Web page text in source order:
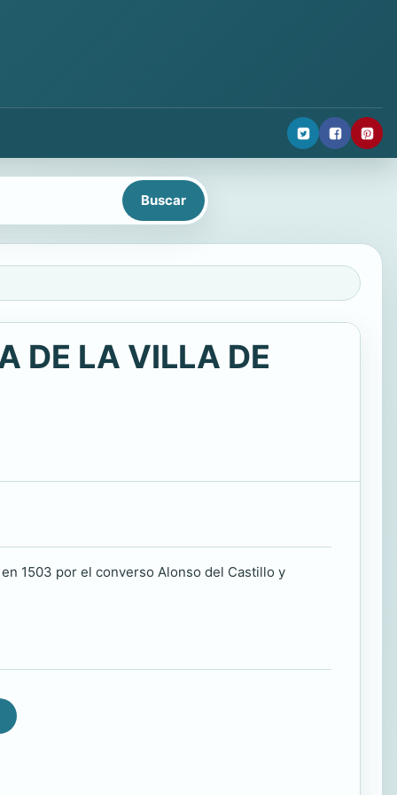
DE LA VILLA DE
1503 por el converso Alonso del Castillo y